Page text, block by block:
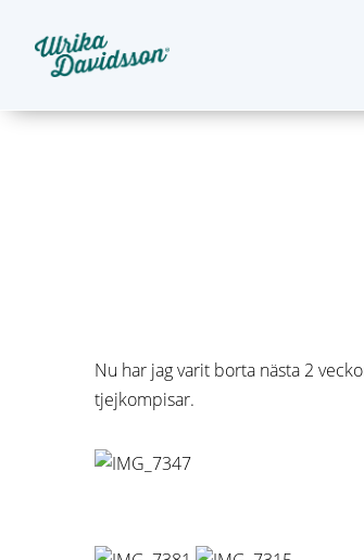
Nu har jag varit borta nästa 2
tjejkompisar.